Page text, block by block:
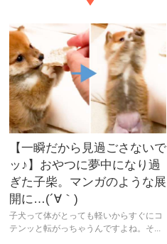
【一瞬だから見過ごさないで
ッ♪】おやつに夢中になり過
ぎた子柴。マンガのような展
開に…(´∀｀)
子犬って体がとっても軽いからすぐにコ
テンッと転がっちゃうんですよね。そ...